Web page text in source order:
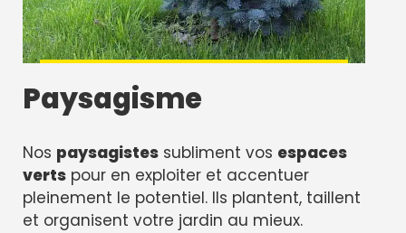
Paysagisme
Nos paysagistes subliment vos espaces
verts pour en exploiter et accentuer
pleinement le potentiel. Ils plantent, taillent
et organisent votre jardin au mieux.